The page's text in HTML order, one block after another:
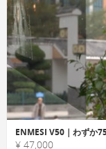
¥ 47,000